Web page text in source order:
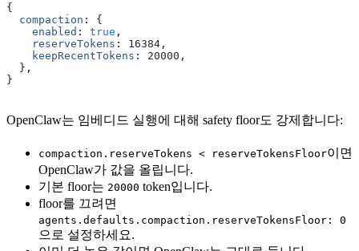
{
  compaction
:
{
    enabled
: true ,
    reserveTokens
: 16384 ,
    keepRecentTokens
: 20000 ,
  }
,
}
OpenClaw는 임베디드 실행에 대해 safety floor도 강제합니다:
compaction.reserveTokens < reserveTokensFloor이면
OpenClaw가 값을 올립니다.
기본 floor는 20000 token입니다.
floor를 끄려면
agents.defaults.compaction.reserveTokensFloor: 0
으로 설정하세요.